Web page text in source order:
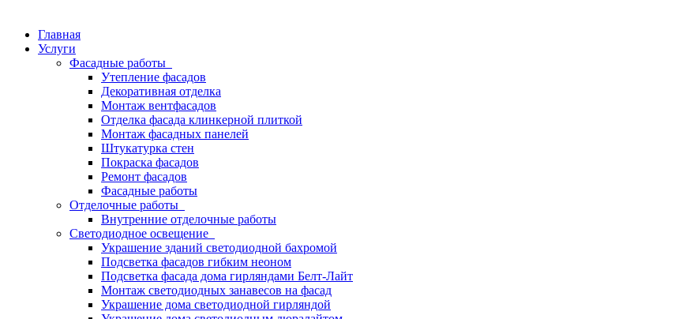
Главная
Услуги
Фасадные работы
Утепление фасадов
Декоративная отделка
Монтаж вентфасадов
Отделка фасада клинкерной плиткой
Монтаж фасадных панелей
Штукатурка стен
Покраска фасадов
Ремонт фасадов
Фасадные работы
Отделочные работы
Внутренние отделочные работы
Светодиодное освещение
Украшение зданий светодиодной бахромой
Подсветка фасадов гибким неоном
Подсветка фасада дома гирляндами Белт-Лайт
Монтаж светодиодных занавесов на фасад
Украшение дома светодиодной гирляндой